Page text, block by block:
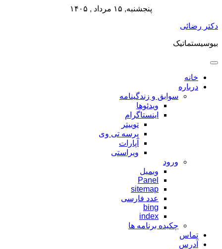
پنجشنبه, ۱۵ مرداد , ۱۴۰۵
پرش
محتوا
دکتر رضائی
بیوسیستماتیک
خانه
درباره
سوابق و زندگینامه
ویدئوها
اینستاگرام
توییتر
پرسه تی وی
آپارات
ویراستی
ورود
وبمیل
Panel
sitemap
عدد فارسی
bing
index
چکیده برنامه ها
تماس
آدرس